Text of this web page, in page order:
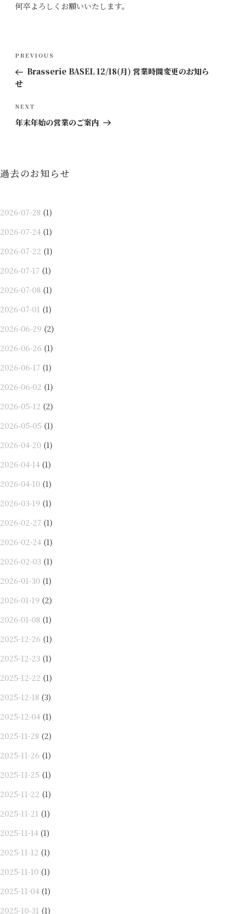
何卒よろしくお願いいたします。
ナ
ビ
ゲ
ー
Previous
Post
PREVIOUS
Brasserie BASEL 12/18(月) 営業時間変更のお知ら
せ
Next
Post
NEXT
年末年始の営業のご案内
過去のお知らせ
2026-07-28 (1)
2026-07-24 (1)
2026-07-22 (1)
2026-07-17 (1)
2026-07-08 (1)
2026-07-01 (1)
2026-06-29 (2)
2026-06-26 (1)
2026-06-17 (1)
2026-06-02 (1)
2026-05-12 (2)
2026-05-05 (1)
2026-04-20 (1)
2026-04-14 (1)
2026-04-10 (1)
2026-03-19 (1)
2026-02-27 (1)
2026-02-24 (1)
2026-02-03 (1)
2026-01-30 (1)
2026-01-19 (2)
2026-01-08 (1)
2025-12-26 (1)
2025-12-23 (1)
2025-12-22 (1)
2025-12-18 (3)
2025-12-04 (1)
2025-11-28 (2)
2025-11-26 (1)
2025-11-25 (1)
2025-11-22 (1)
2025-11-21 (1)
2025-11-14 (1)
2025-11-12 (1)
2025-11-10 (1)
2025-11-04 (1)
2025-10-31 (1)